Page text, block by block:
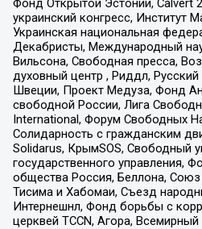
Фонд Открытой Эстонии, Calvert
украинский конгресс, Институт
Украинская национальная
Декабристы, Международный
Вильсона, Свободная пресса,
духовный центр , Риддл,
Швеции, Проект Медуза, Фонд
свободной России, Лига
International, Форум Свободных
Солидарность с гражданским
Solidarus, КрымSOS, Свободный
государственного управления,
общества Россия, Беллона,
Тисима и Хабомаи, Съезд
Интернешнл, Фонд борьбы с
церквей TCCN, Агора,